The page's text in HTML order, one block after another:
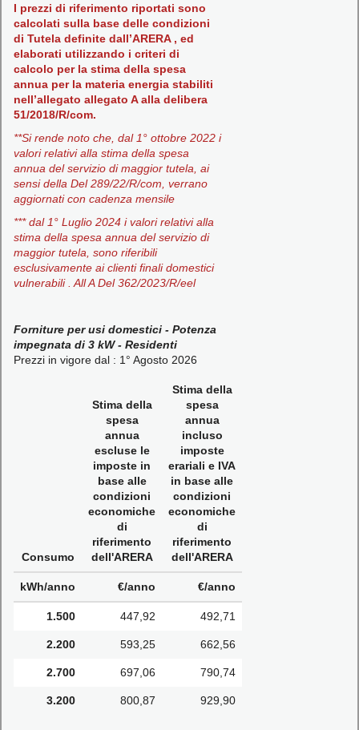
I prezzi di riferimento riportati sono
calcolati sulla base delle condizioni
di Tutela definite dall’ARERA , ed
elaborati utilizzando i criteri di
calcolo per la stima della spesa
annua per la materia energia stabiliti
nell’allegato allegato A alla delibera
51/2018/R/com.
**Si rende noto che, dal 1° ottobre 2022 i
valori relativi alla stima della spesa
annua del servizio di maggior tutela, ai
sensi della Del 289/22/R/com, verrano
aggiornati con cadenza mensile
*** dal 1° Luglio 2024 i valori relativi alla
stima della spesa annua del servizio di
maggior tutela, sono riferibili
esclusivamente ai clienti finali domestici
vulnerabili . All A Del 362/2023/R/eel
Forniture per usi domestici - Potenza
impegnata di 3 kW - Residenti
Prezzi in vigore dal : 1° Agosto 2026
Consumo
Stima della
spesa
annua
escluse le
imposte in
base alle
condizioni
economiche
di
riferimento
dell'ARERA
Stima della
spesa
annua
incluso
imposte
erariali e IVA
in base alle
condizioni
economiche
di
riferimento
dell'ARERA
kWh/anno €/anno €/anno
1.500 447,92 492,71
2.200 593,25 662,56
2.700 697,06 790,74
3.200 800,87 929,90